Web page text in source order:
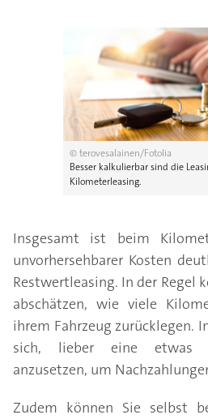
© terovesalainen/Fotolia
Besser kalkulierbar sind die
Kilometerleasing.
Insgesamt ist beim
unvorhersehbarer Kosten
Restwertleasing. In der Regel
abschätzen, wie viele
ihrem Fahrzeug zurücklegen.
sich, lieber eine etwas
anzusetzen, um
Zudem können Sie selbst